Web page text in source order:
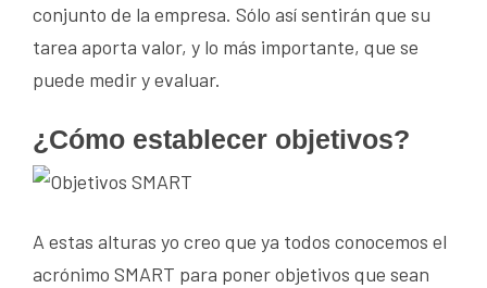
conjunto de la empresa. Sólo así sentirán que su
tarea aporta valor, y lo más importante, que se
puede medir y evaluar.
¿Cómo establecer objetivos?
A estas alturas yo creo que ya todos conocemos el
acrónimo SMART para poner objetivos que sean